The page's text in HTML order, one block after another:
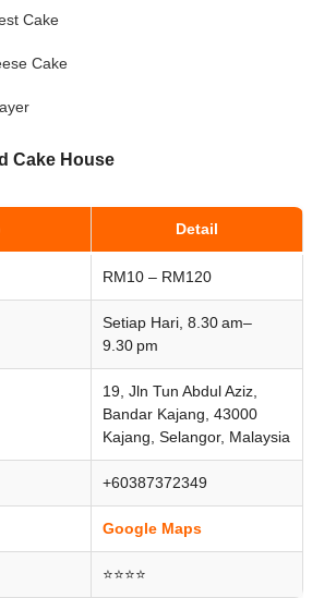
Cake
Cake
Cake House
Detail
RM10 – RM120
Setiap Hari, 8.30 am–
9.30 pm
19, Jln Tun Abdul Aziz,
Bandar Kajang, 43000
Kajang, Selangor, Malaysia
+60387372349
Google Maps
⭐⭐⭐⭐